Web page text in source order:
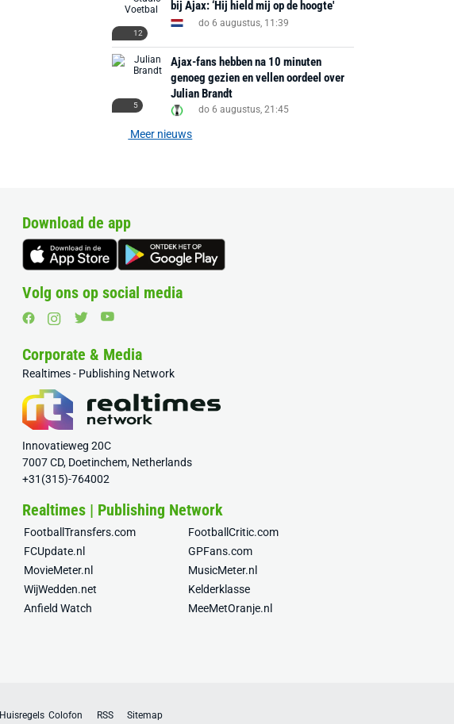
12
bij Ajax: ‘Hij hield mij op de hoogte'
do 6 augustus, 11:39
5
Ajax-fans hebben na 10 minuten
genoeg gezien en vellen oordeel over
Julian Brandt
do 6 augustus, 21:45
Meer nieuws
Download de app
Volg ons op social media
Corporate & Media
Realtimes - Publishing Network
Innovatieweg 20C
7007 CD, Doetinchem, Netherlands
+31(315)-764002
Realtimes | Publishing Network
FootballTransfers.com
FootballCritic.com
FCUpdate.nl
GPFans.com
MovieMeter.nl
MusicMeter.nl
WijWedden.net
Kelderklasse
Anfield Watch
MeeMetOranje.nl
Huisregels Colofon RSS Sitemap